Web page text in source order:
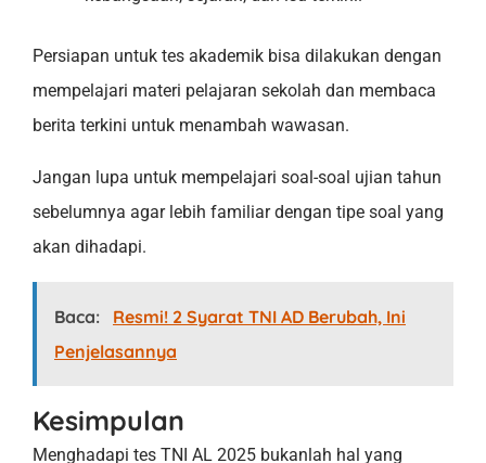
Persiapan untuk tes akademik bisa dilakukan dengan
mempelajari materi pelajaran sekolah dan membaca
berita terkini untuk menambah wawasan.
Jangan lupa untuk mempelajari soal-soal ujian tahun
sebelumnya agar lebih familiar dengan tipe soal yang
akan dihadapi.
Baca:
Resmi! 2 Syarat TNI AD Berubah, Ini
Penjelasannya
Kesimpulan
Menghadapi tes TNI AL 2025 bukanlah hal yang